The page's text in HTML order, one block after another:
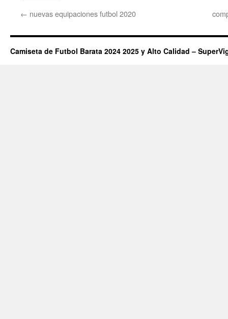
← nuevas equipaciones futbol 2020
Camiseta de Futbol Barata 2024 2025 y Alto Calidad –